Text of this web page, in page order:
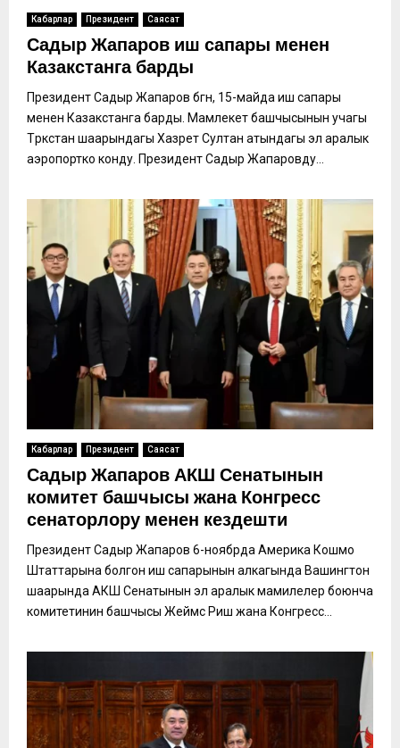
Кабарлар Президент Саясат
Садыр Жапаров иш сапары менен
Казакстанга барды
Президент Садыр Жапаров бүгүн, 15-майда иш сапары
менен Казакстанга барды. Мамлекет башчысынын учагы
Түркстан шаарындагы Хазрет Султан атындагы эл аралык
аэропортко конду. Президент Садыр Жапаровду...
Кабарлар Президент Саясат
Садыр Жапаров АКШ Сенатынын
комитет башчысы жана Конгресс
сенаторлору менен кездешти
Президент Садыр Жапаров 6-ноябрда Америка Кошмо
Штаттарына болгон иш сапарынын алкагында Вашингтон
шаарында АКШ Сенатынын эл аралык мамилелер боюнча
комитетинин башчысы Жеймс Риш жана Конгресс...